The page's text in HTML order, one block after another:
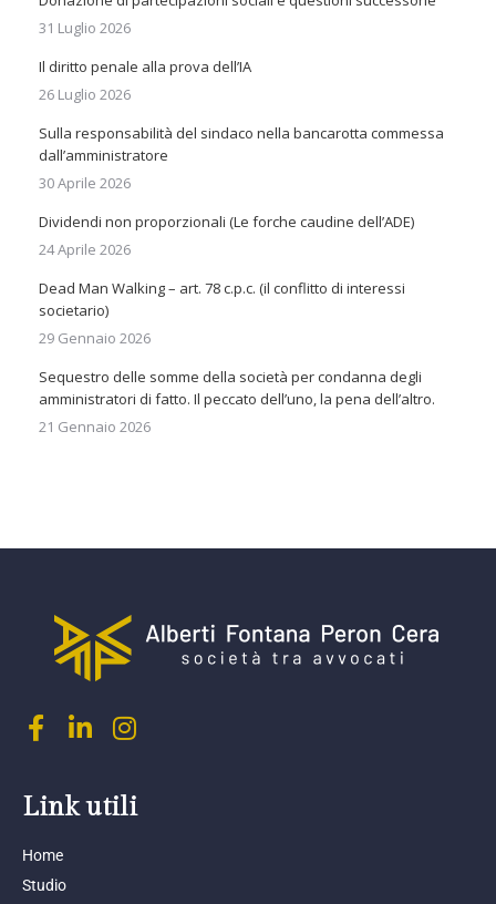
31 Luglio 2026
Il diritto penale alla prova dell’IA
26 Luglio 2026
Sulla responsabilità del sindaco nella bancarotta commessa
dall’amministratore
30 Aprile 2026
Dividendi non proporzionali (Le forche caudine dell’ADE)
24 Aprile 2026
Dead Man Walking – art. 78 c.p.c. (il conflitto di interessi
societario)
29 Gennaio 2026
Sequestro delle somme della società per condanna degli
amministratori di fatto. Il peccato dell’uno, la pena dell’altro.
21 Gennaio 2026
Link utili
Home
Studio